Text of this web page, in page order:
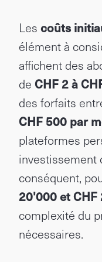
Les coûts
élément à
affichent des
de CHF 2 à
des forfaits
CHF 500 par
plateformes
investissement
conséquent,
20'000 et
complexité du
nécessaires.